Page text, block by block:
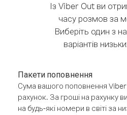
Із Viber Out ви
часу розмов за
Виберіть один з
варіантів
Пакети поповнення
Сума вашого поповнення
рахунок. За гроші на рахунку
на будь-які номери в світі за